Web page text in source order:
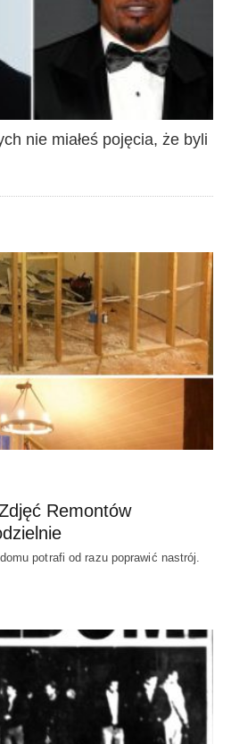
nie miałeś pojęcia, że byli
Remontów
potrafi od razu poprawić nastrój.